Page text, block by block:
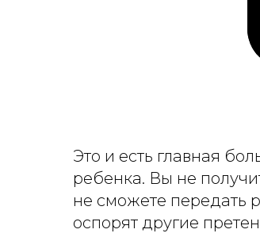
Это и есть главная
ребенка. Вы не
не сможете передать
оспорят другие